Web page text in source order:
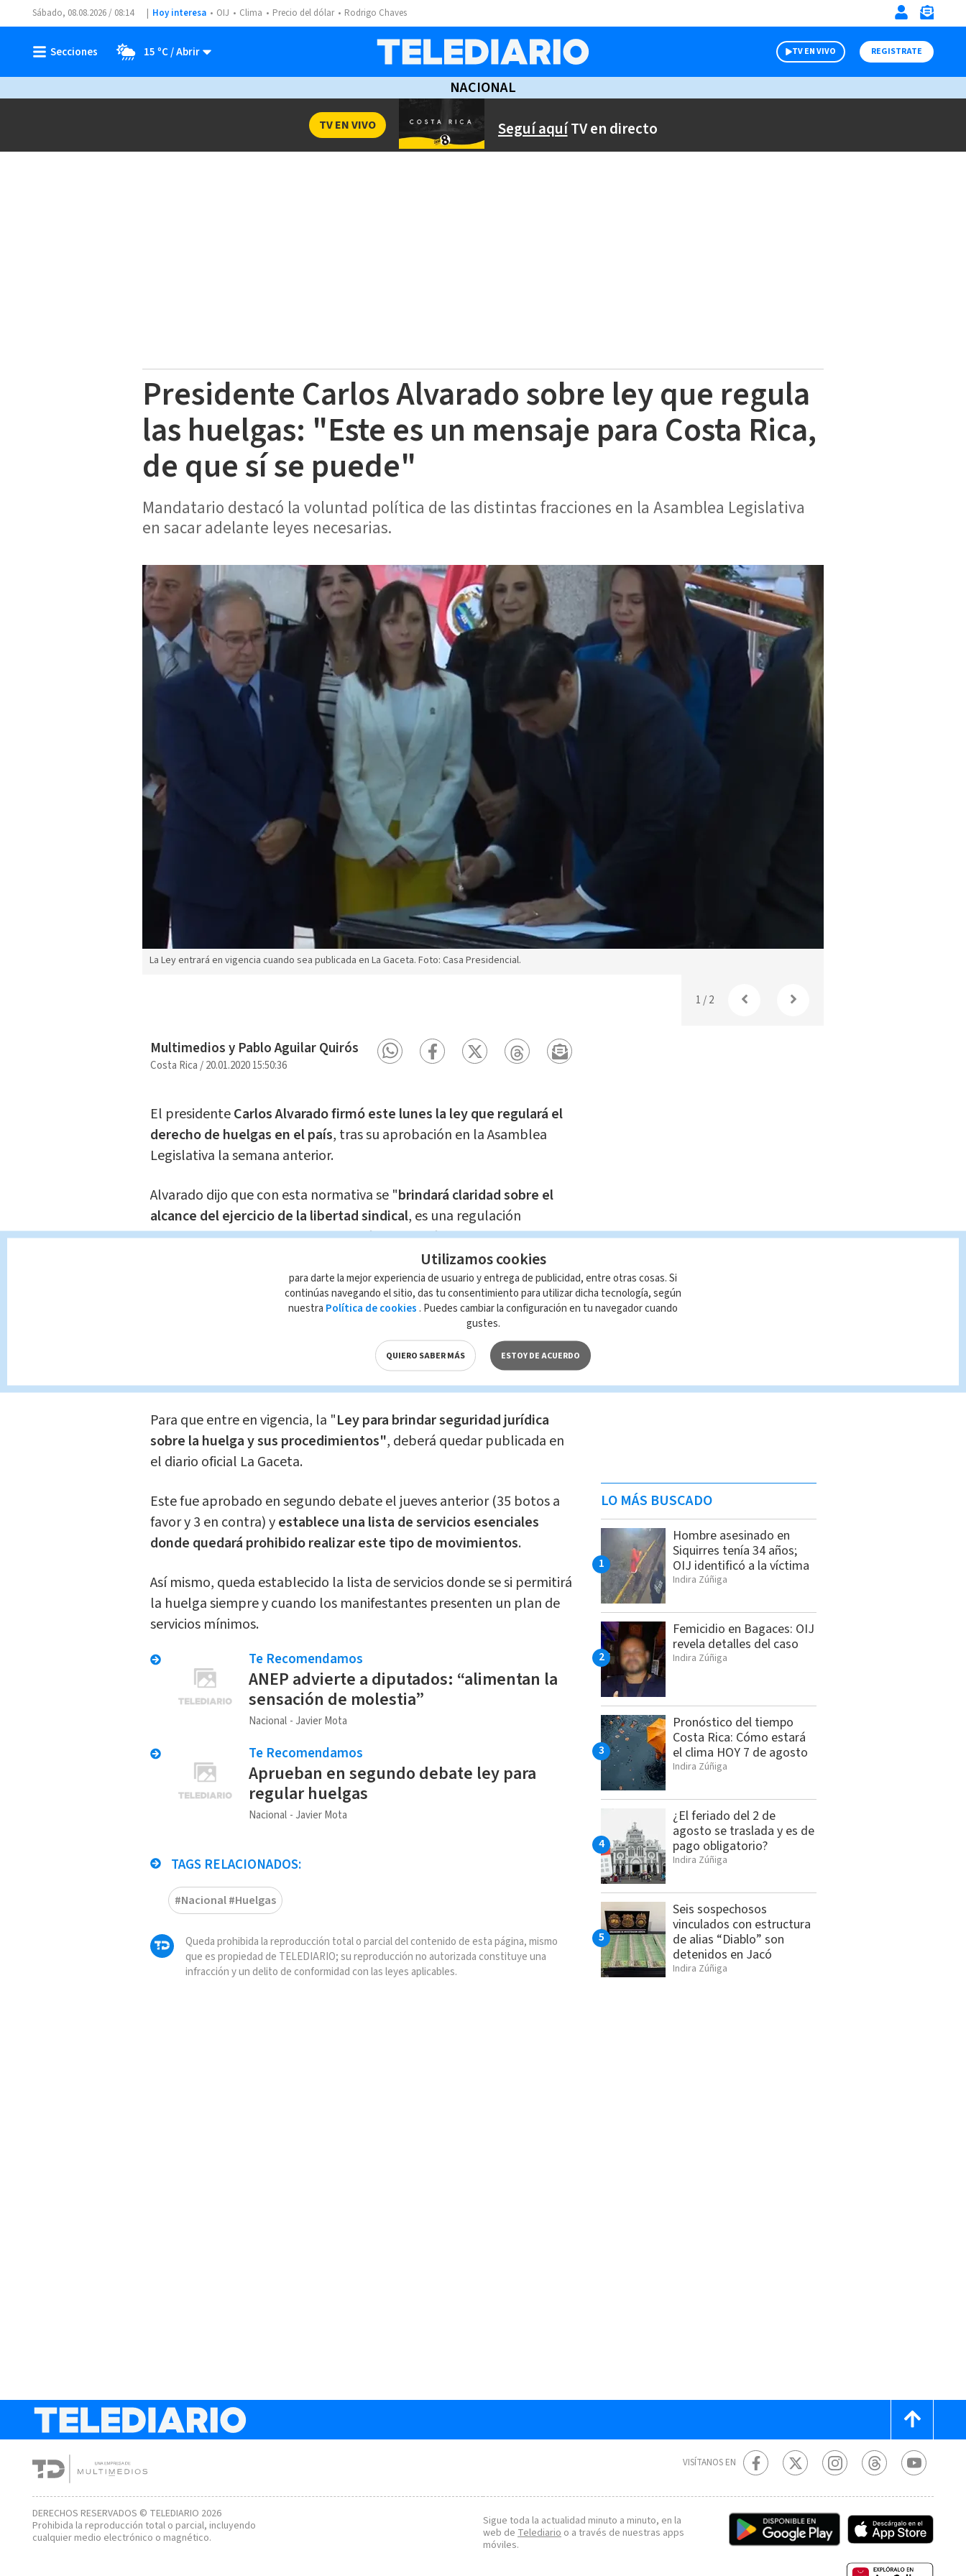
Sábado, 08.08.2026 / 08:14 Hoy interesa OIJ Clima Precio del dólar Rodrigo Chaves
15 ºC TV EN VIVO REGISTRATE
NACIONAL
Seguí aquíTV en directo
TV EN VIVO
Presidente Carlos Alvarado sobre ley que regula
las huelgas: "Este es un mensaje para Costa Rica,
de que sí se puede"
Mandatario destacó la voluntad política de las distintas fracciones en la Asamblea Legislativa
en sacar adelante leyes necesarias.
La Ley entrará en vigencia cuando sea publicada en La Gaceta. Foto: Casa Presidencial.
1 /2
Multimedios y Pablo Aguilar Quirós
Costa Rica/20.01.2020 15:50:36
El presidenteCarlos Alvarado firmó este lunes la ley que regulará el
derecho de huelgas en el país, tras su aprobación en la Asamblea
Legislativa la semana anterior.
Alvarado dijo que con esta normativa se "brindará claridad sobre el
alcance del ejercicio de la libertad sindical, es una regulación
equilibrada y balanceada que además permitirá a los trabajadores
manifestarse en libertad sin afectar el derecho del resto de los
En la firma del documento participóel diputado Carlos Ricardo
Benavides, presidente del Congreso e impulsor de la Ley, quien
afirmó que "este es un día muy especial para la democracia
costarricense".
Para que entre en vigencia, la "Ley para brindar seguridad jurídica
sobre la huelga y sus procedimientos", deberá quedar publicada en
el diario oficial La Gaceta.
Este fue aprobado en segundo debate el jueves anterior (35 botos a
favor y 3 en contra) yestablece una lista de servicios esenciales
donde quedará prohibido realizar este tipo de movimientos.
Así mismo, queda establecido la lista de servicios donde se si permitirá
la huelga siempre y cuando los manifestantes presenten un plan de
servicios mínimos.
Te Recomendamos
ANEP advierte a diputados: “alimentan la
sensación de molestia”
Nacional Javier Mota
Te Recomendamos
Aprueban en segundo debate ley para
regular huelgas
Nacional Javier Mota
TAGS RELACIONADOS:
#Nacional #Huelgas
Queda prohibida la reproducción total o parcial del contenido de esta página, mismo
que es propiedad de TELEDIARIO; su reproducción no autorizada constituye una
infracción y un delito de conformidad con las leyes aplicables.
LO MÁS BUSCADO
Hombre asesinado en
Siquirres tenía 34 años;
OIJ identificó a la víctima
Indira Zúñiga
Femicidio en Bagaces: OIJ
revela detalles del caso
Indira Zúñiga
Pronóstico del tiempo
Costa Rica: Cómo estará
el clima HOY 7 de agosto
Indira Zúñiga
¿El feriado del 2 de
agosto se traslada y es de
pago obligatorio?
Indira Zúñiga
Seis sospechosos
vinculados con estructura
de alias “Diablo” son
detenidos en Jacó
Indira Zúñiga
DERECHOS RESERVADOS © TELEDIARIO 2026
Prohibida la reproducción total o parcial, incluyendo
cualquier medio electrónico o magnético.
VISÍTANOS EN
Sigue toda la actualidad minuto a minuto, en la
web de Telediario o a través de nuestras apps
móviles.
Utilizamos cookies
para darte la mejor experiencia de usuario y entrega de publicidad, entre otras cosas. Si
continúas navegando el sitio, das tu consentimiento para utilizar dicha tecnología, según
nuestra Política de cookies . Puedes cambiar la configuración en tu navegador cuando
gustes.
QUIERO SABER MÁS ESTOY DE ACUERDO